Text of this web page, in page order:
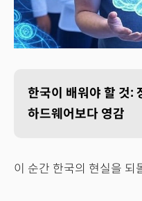
한국이 배워야 할 것:
하드웨어보다 영감
이 순간 한국의 현실을 되